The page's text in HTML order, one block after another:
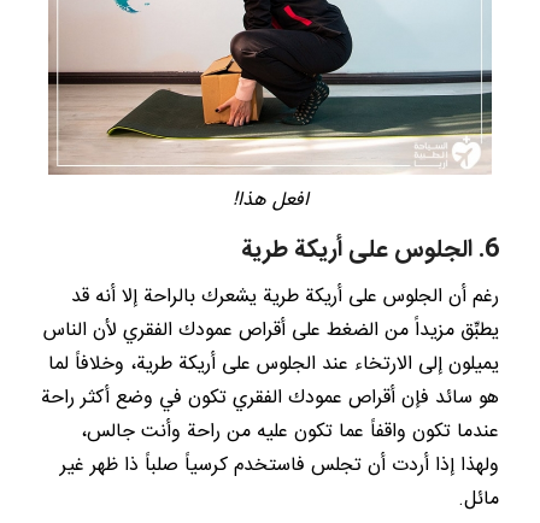
افعل هذا!
6. الجلوس على أريكة طرية
رغم أن الجلوس على أريكة طرية يشعرك بالراحة إلا أنه قد
يطبِّق مزيداً من الضغط على أقراص عمودك الفقري لأن الناس
يميلون إلى الارتخاء عند الجلوس على أريكة طرية، وخلافاً لما
هو سائد فإن أقراص عمودك الفقري تكون في وضع أكثر راحة
عندما تكون واقفاً عما تكون عليه من راحة وأنت جالس،
ولهذا إذا أردت أن تجلس فاستخدم كرسياً صلباً ذا ظهر غير
مائل.